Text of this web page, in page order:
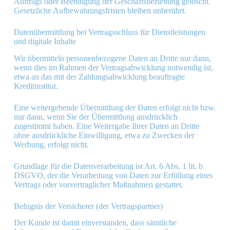
Gesetzliche Aufbewahrungsfristen bleiben unberührt.
Daten­übermittlung bei Vertragsschluss für Dienstleistungen
und digitale Inhalte
Wir übermitteln personenbezogene Daten an Dritte nur dann,
wenn dies im Rahmen der Vertragsabwicklung notwendig ist,
etwa an das mit der Zahlungsabwicklung beauftragte
Kreditinstitut.
Eine weitergehende Übermittlung der Daten erfolgt nicht bzw.
nur dann, wenn Sie der Übermittlung ausdrücklich
zugestimmt haben. Eine Weitergabe Ihrer Daten an Dritte
ohne ausdrückliche Einwilligung, etwa zu Zwecken der
Werbung, erfolgt nicht.
Grundlage für die Datenverarbeitung ist Art. 6 Abs. 1 lit. b
DSGVO, der die Verarbeitung von Daten zur Erfüllung eines
Vertrags oder vorvertraglicher Maßnahmen gestattet.
Befugnis der Versicherer (der Vertragspartner)
Der Kunde ist damit einverstanden, dass sämtliche